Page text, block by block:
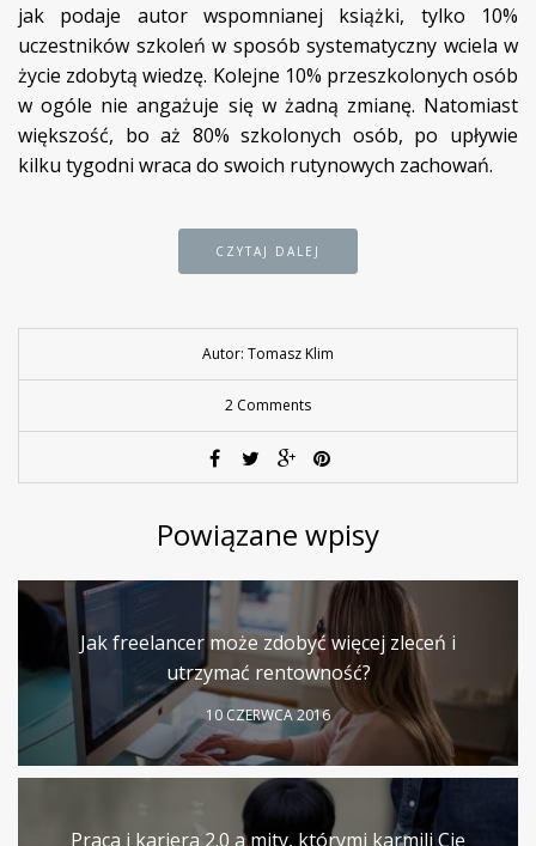
jak podaje autor wspomnianej książki, tylko 10%
uczestników szkoleń w sposób systematyczny wciela w
życie zdobytą wiedzę. Kolejne 10% przeszkolonych osób
w ogóle nie angażuje się w żadną zmianę. Natomiast
większość, bo aż 80% szkolonych osób, po upływie
kilku tygodni wraca do swoich rutynowych zachowań.
CZYTAJ DALEJ
Autor: Tomasz Klim
2 Comments
Powiązane wpisy
Jak freelancer może zdobyć więcej zleceń i
utrzymać rentowność?
10 CZERWCA 2016
Praca i kariera 2.0 a mity, którymi karmili Cię